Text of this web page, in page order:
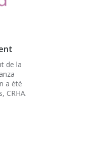
de la
a été
CRHA.